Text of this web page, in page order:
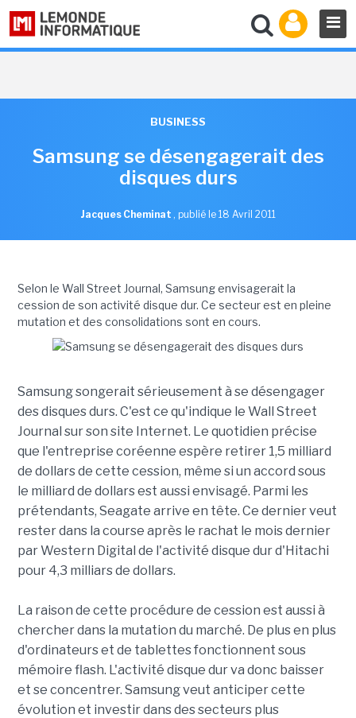
BUSINESS
Samsung se désengagerait des
disques durs
Jacques Cheminat , publié le 18 Avril 2011
Selon le Wall Street Journal, Samsung envisagerait la
cession de son activité disque dur. Ce secteur est en pleine
mutation et des consolidations sont en cours.
Samsung songerait sérieusement à se désengager
des disques durs. C'est ce qu'indique le Wall Street
Journal sur son site Internet. Le quotidien précise
que l'entreprise coréenne espère retirer 1,5 milliard
de dollars de cette cession, même si un accord sous
le milliard de dollars est aussi envisagé. Parmi les
prétendants, Seagate arrive en tête. Ce dernier veut
rester dans la course après le rachat le mois dernier
par Western Digital de l'activité disque dur d'Hitachi
pour 4,3 milliars de dollars.
La raison de cette procédure de cession est aussi à
chercher dans la mutation du marché. De plus en plus
d'ordinateurs et de tablettes fonctionnent sous
mémoire flash. L'activité disque dur va donc baisser
et se concentrer. Samsung veut anticiper cette
évolution et investir dans des secteurs plus